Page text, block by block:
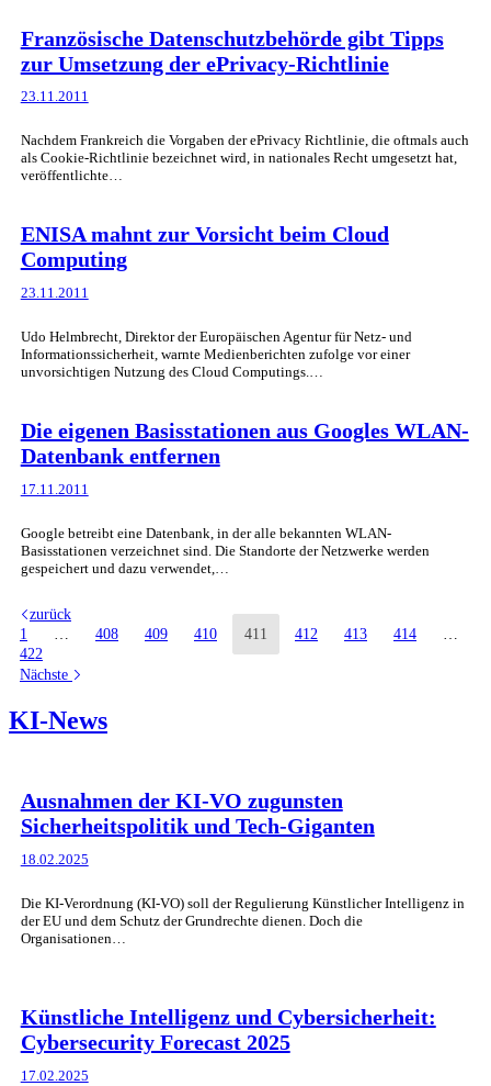
Französische Datenschutzbehörde gibt Tipps
zur Umsetzung der ePrivacy-Richtlinie
23.11.2011
Nachdem Frankreich die Vorgaben der ePrivacy Richtlinie, die oftmals auch
als Cookie-Richtlinie bezeichnet wird, in nationales Recht umgesetzt hat,
veröffentlichte…
ENISA mahnt zur Vorsicht beim Cloud
Computing
23.11.2011
Udo Helmbrecht, Direktor der Europäischen Agentur für Netz- und
Informationssicherheit, warnte Medienberichten zufolge vor einer
unvorsichtigen Nutzung des Cloud Computings.…
Die eigenen Basisstationen aus Googles WLAN-
Datenbank entfernen
17.11.2011
Google betreibt eine Datenbank, in der alle bekannten WLAN-
Basisstationen verzeichnet sind. Die Standorte der Netzwerke werden
gespeichert und dazu verwendet,…
zurück
1
… 408 409 410 411 412 413 414
…
422
Nächste
KI-News
Ausnahmen der KI-VO zugunsten
Sicherheitspolitik und Tech-Giganten
18.02.2025
Die KI-Verordnung (KI-VO) soll der Regulierung Künstlicher Intelligenz in
der EU und dem Schutz der Grundrechte dienen. Doch die
Organisationen…
Künstliche Intelligenz und Cybersicherheit:
Cybersecurity Forecast 2025
17.02.2025